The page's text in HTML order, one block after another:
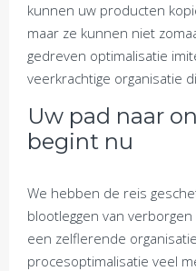
kunnen uw producten
maar ze kunnen niet
gedreven optimalisatie
veerkrachtige organisatie
Uw pad naar
begint nu
We hebben de reis
blootleggen van
een zelflerende
procesoptimalisatie veel